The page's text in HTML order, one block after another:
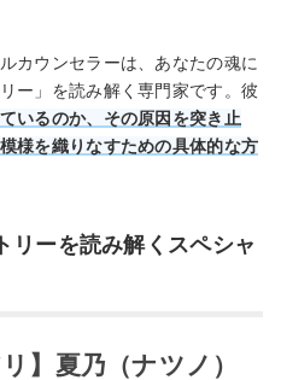
カウンセラーは、あなたの魂に
ー」を読み解く専門家です。彼
いるのか、その原因を突き止
様を織りなすための具体的な方
リーを読み解くスペシャ
】夏乃（ナツノ）